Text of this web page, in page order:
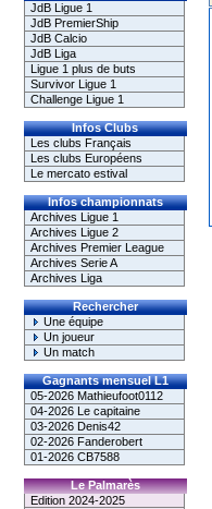
JdB Ligue 1
JdB PremierShip
JdB Calcio
JdB Liga
Ligue 1 plus de buts
Survivor Ligue 1
Challenge Ligue 1
Infos Clubs
Les clubs Français
Les clubs Européens
Le mercato estival
Infos championnats
Archives Ligue 1
Archives Ligue 2
Archives Premier League
Archives Serie A
Archives Liga
Rechercher
Une équipe
Un joueur
Un match
Gagnants mensuel L1
05-2026 Mathieufoot0112
04-2026 Le capitaine
03-2026 Denis42
02-2026 Fanderobert
01-2026 CB7588
Le Palmarès
Edition 2024-2025